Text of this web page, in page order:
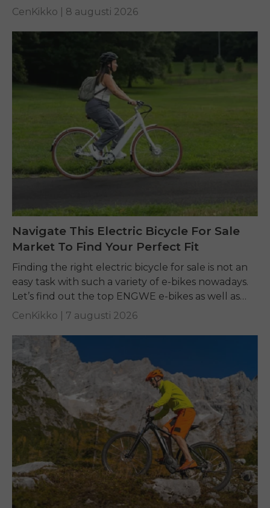
commuting, riding long...
CenKikko | 8 augusti 2026
Navigate This Electric Bicycle For Sale
Market To Find Your Perfect Fit
Finding the right electric bicycle for sale is not an
easy task with such a variety of e-bikes nowadays.
Let’s find out the top ENGWE e-bikes as well as
other...
CenKikko | 7 augusti 2026